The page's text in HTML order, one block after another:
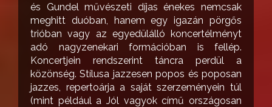
és Gundel művészeti díjas énekes nemcsak
meghitt duóban, hanem egy igazán pörgős
trióban vagy az egyedülálló koncertélményt
adó nagyzenekari formációban is fellép.
Koncertjein rendszerint táncra perdül a
közönség. Stílusa jazzesen popos és poposan
jazzes, repertoárja a saját szerzeményein túl
(mint például a Jól vagyok című országosan